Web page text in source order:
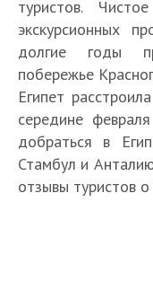
туристов.
экскурсионных
долгие годы
побережье
Египет
середине
добраться в
Стамбул и
отзывы туристов